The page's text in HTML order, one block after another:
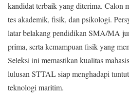
kandidat terbaik yang diterima. Calon
tes akademik, fisik, dan psikologi.
latar belakang pendidikan SMA/MA
prima, serta kemampuan fisik yang
Seleksi ini memastikan kualitas
lulusan STTAL siap menghadapi
teknologi maritim.